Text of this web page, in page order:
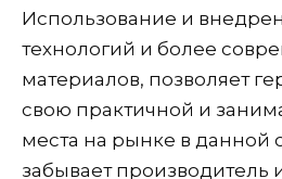
Использование и
технологий и более
материалов, позволяет
свою практичной и
места на рынке в данной
забывает производитель